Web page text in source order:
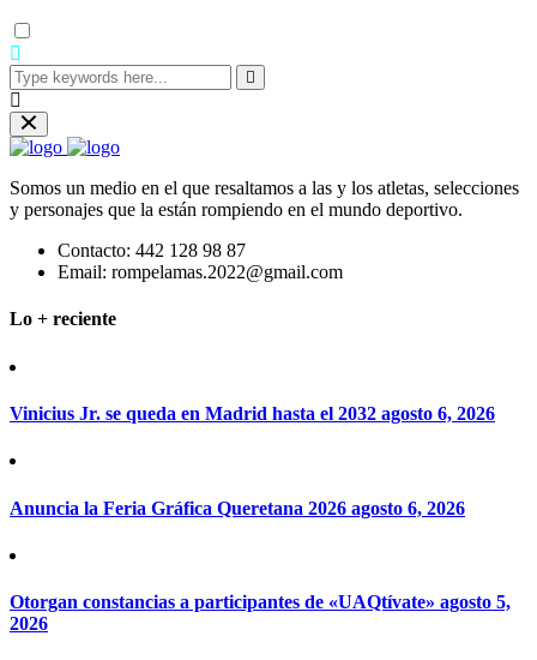
Somos un medio en el que resaltamos a las y los atletas, selecciones
y personajes que la están rompiendo en el mundo deportivo.
Contacto: 442 128 98 87
Email: rompelamas.2022@gmail.com
Lo + reciente
Vinicius Jr. se queda en Madrid hasta el 2032 agosto 6, 2026
Anuncia la Feria Gráfica Queretana 2026 agosto 6, 2026
Otorgan constancias a participantes de «UAQtívate» agosto 5,
2026